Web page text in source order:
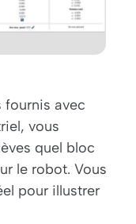
fournis avec
vous
quel bloc
le robot. Vous
pour illustrer